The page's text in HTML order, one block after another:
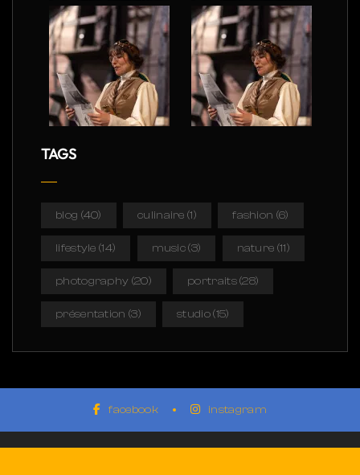
TAGS
blog (40) culinaire (1) fashion (6)
lifestyle (14) music(3) nature (11)
photography (20) portraits(28)
présentation (3) studio(15)
facebook instagram